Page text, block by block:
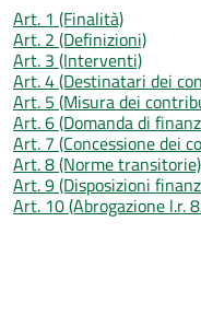
Art. 1 (Finalità)
Art. 2 (Definizioni)
Art. 3 (Interventi)
Art. 4 (Destinatari dei
Art. 5 (Misura dei
Art. 6 (Domanda di
Art. 7 (Concessione dei
Art. 8 (Norme transitorie)
Art. 9 (Disposizioni
Art. 10 (Abrogazione l.r.